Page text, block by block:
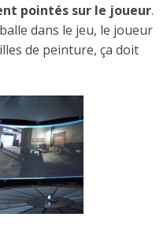
pointés sur le joueur.
dans le jeu, le joueur
de peinture, ça doit